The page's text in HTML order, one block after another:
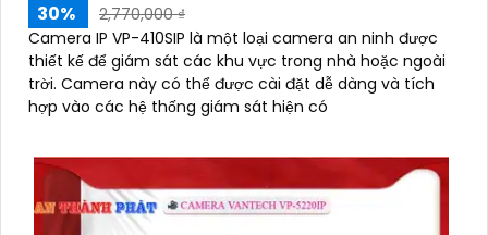
30%
2,770,000 ₫
Camera IP VP-410SIP là một loại camera an ninh được
thiết kế để giám sát các khu vực trong nhà hoặc ngoài
trời. Camera này có thể được cài đặt dễ dàng và tích
hợp vào các hệ thống giám sát hiện có